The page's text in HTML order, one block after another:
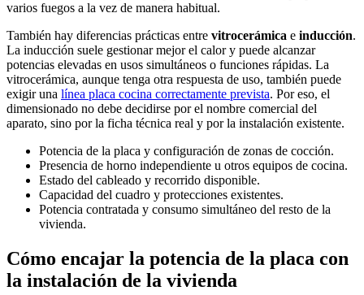
varios fuegos a la vez de manera habitual.
También hay diferencias prácticas entre vitrocerámica e inducción.
La inducción suele gestionar mejor el calor y puede alcanzar
potencias elevadas en usos simultáneos o funciones rápidas. La
vitrocerámica, aunque tenga otra respuesta de uso, también puede
exigir una línea placa cocina correctamente prevista. Por eso, el
dimensionado no debe decidirse por el nombre comercial del
aparato, sino por la ficha técnica real y por la instalación existente.
Potencia de la placa y configuración de zonas de cocción.
Presencia de horno independiente u otros equipos de cocina.
Estado del cableado y recorrido disponible.
Capacidad del cuadro y protecciones existentes.
Potencia contratada y consumo simultáneo del resto de la
vivienda.
Cómo encajar la potencia de la placa con
la instalación de la vivienda